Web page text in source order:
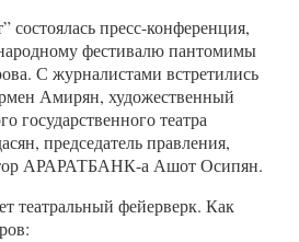
пресс-конференция,
фестивалю пантомимы
С журналистами встретились
Амирян, художественный
государственного театра
председатель правления,
АРАРАТБАНК-а Ашот Осипян.
театральный фейерверк. Как